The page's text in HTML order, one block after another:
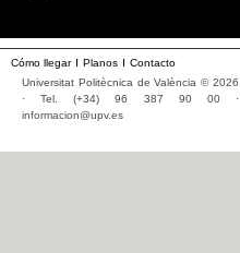
Cómo llegar Planos
Contacto
Universitat Politècnica de València © 2026
· Tel. (+34) 96 387 90 00 ·
informacion@upv.es